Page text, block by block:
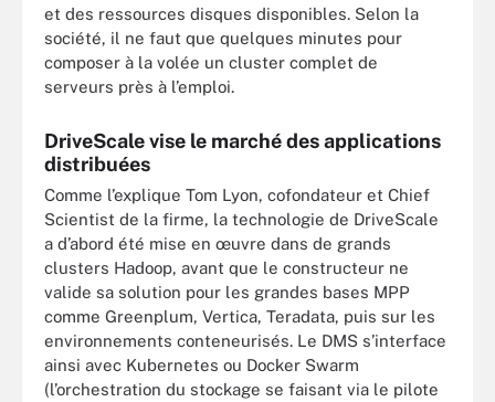
et des ressources disques disponibles. Selon la
société, il ne faut que quelques minutes pour
composer à la volée un cluster complet de
serveurs près à l’emploi.
DriveScale vise le marché des applications
distribuées
Comme l’explique Tom Lyon, cofondateur et Chief
Scientist de la firme, la technologie de DriveScale
a d’abord été mise en œuvre dans de grands
clusters Hadoop, avant que le constructeur ne
valide sa solution pour les grandes bases MPP
comme Greenplum, Vertica, Teradata, puis sur les
environnements conteneurisés. Le DMS s’interface
ainsi avec Kubernetes ou Docker Swarm
(l’orchestration du stockage se faisant via le pilote